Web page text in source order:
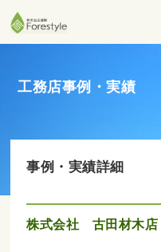
工務店事例・実績
事例・実績詳細
株式会社 古田材木店